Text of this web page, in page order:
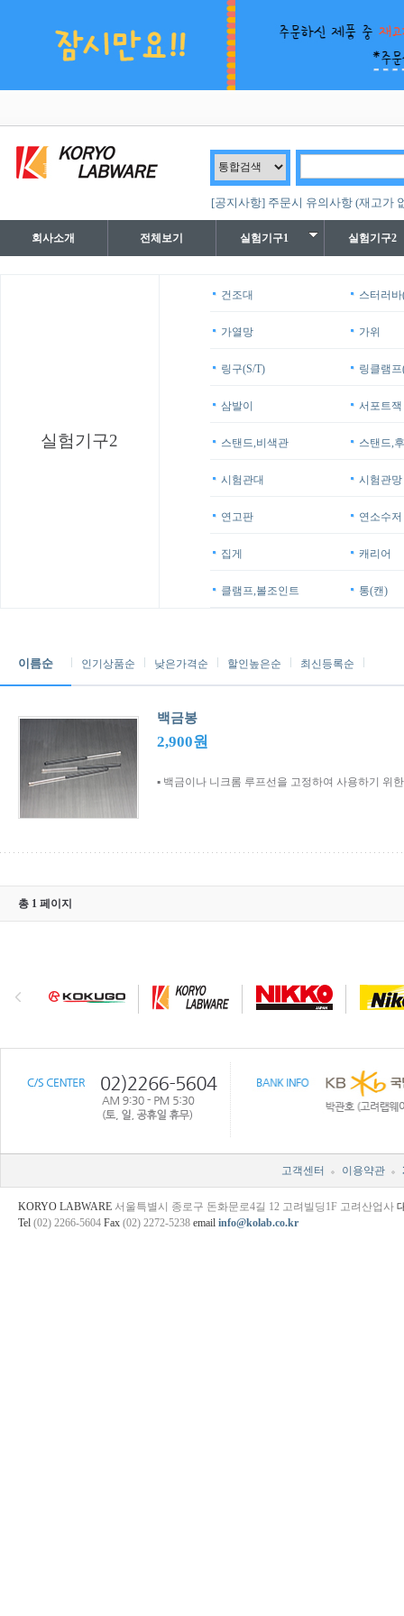
[공지사항] 주문시 유의사항 (재고가
회사소개 전체보기 실험기구1 실험기구2
실험기구2
건조대 스터러바
가열망 가위
링구(S/T) 링클램
삼발이 서포트잭
스탠드,비색관 스탠드,
시험관대 시험관망
연고판 연소수저
집게 캐리어
클램프,볼조인트 통(캔)
이름순 인기상품순 낮은가격순 할인높은순 최신등록순
백금봉
2,900원
▪ 백금이나 니크롬 루프선을 고정하여 사용하기 위
총 1 페이지
고객센터 이용약관
KORYO LABWARE 서울특별시 종로구 돈화문로4길 12 고려빌딩1F 고려산업사
Tel (02) 2266-5604 Fax (02) 2272-5238 email info@kolab.co.kr